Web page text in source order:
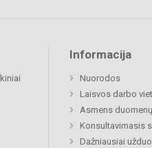
Informacija
Nuorodos
Laisvos darbo
Asmens
Konsultavimasis
Dažniausiai